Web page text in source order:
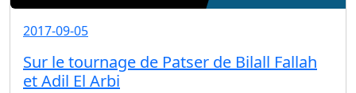
2017-09-05
Sur le tournage de Patser de Bilall Fallah
et Adil El Arbi